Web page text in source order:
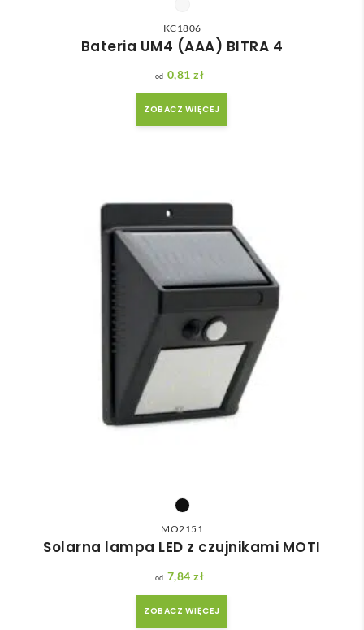
KC1806
Bateria UM4 (AAA) BITRA 4
0,81 zł
ZOBACZ WIĘCEJ
MO2151
Solarna lampa LED z czujnikami MOTI
7,84 zł
ZOBACZ WIĘCEJ